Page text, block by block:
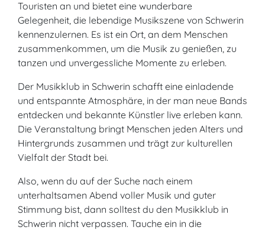
Touristen an und bietet eine wunderbare
Gelegenheit, die lebendige Musikszene von Schwerin
kennenzulernen. Es ist ein Ort, an dem Menschen
zusammenkommen, um die Musik zu genießen, zu
tanzen und unvergessliche Momente zu erleben.
Der Musikklub in Schwerin schafft eine einladende
und entspannte Atmosphäre, in der man neue Bands
entdecken und bekannte Künstler live erleben kann.
Die Veranstaltung bringt Menschen jeden Alters und
Hintergrunds zusammen und trägt zur kulturellen
Vielfalt der Stadt bei.
Also, wenn du auf der Suche nach einem
unterhaltsamen Abend voller Musik und guter
Stimmung bist, dann solltest du den Musikklub in
Schwerin nicht verpassen. Tauche ein in die